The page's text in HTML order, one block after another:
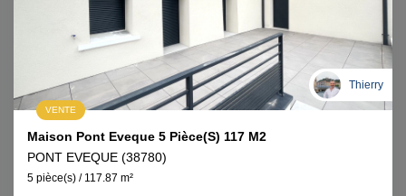
Thierry
VENTE
Maison Pont Eveque 5 Pièce(s) 117 M2
PONT EVEQUE (38780)
5 pièce(s) / 117.87 m²